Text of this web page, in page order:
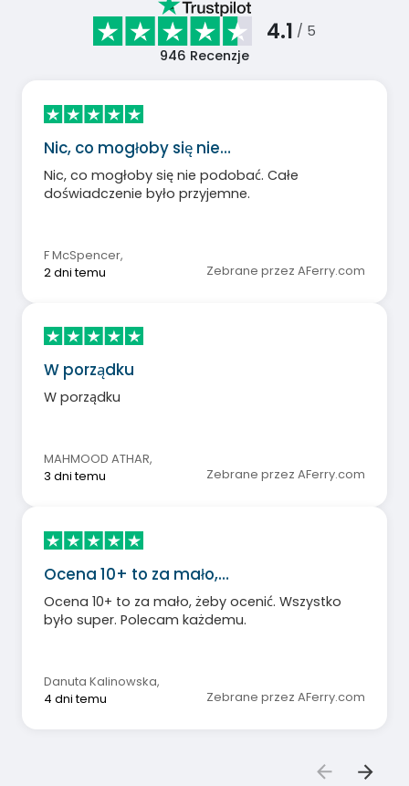
4.1 / 5
946 Recenzje
Nic, co mogłoby się nie…
Nic, co mogłoby się nie podobać. Całe
doświadczenie było przyjemne.
F McSpencer,
2 dni temu
Zebrane przez AFerry.com
W porządku
W porządku
MAHMOOD ATHAR,
3 dni temu
Zebrane przez AFerry.com
Ocena 10+ to za mało,…
Ocena 10+ to za mało, żeby ocenić. Wszystko
było super. Polecam każdemu.
Danuta Kalinowska,
4 dni temu
Zebrane przez AFerry.com